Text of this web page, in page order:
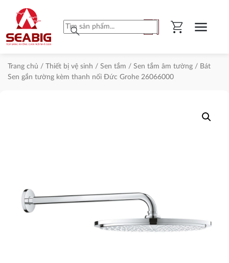
search shopping_cart menu
Trang chủ / Thiết bị vệ sinh / Sen tắm / Sen tắm âm tường / Bát
Sen gắn tường kèm thanh nối Đức Grohe 26066000